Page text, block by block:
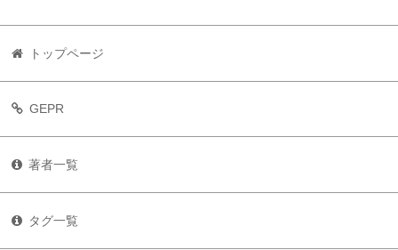
トップページ
GEPR
著者一覧
タグ一覧